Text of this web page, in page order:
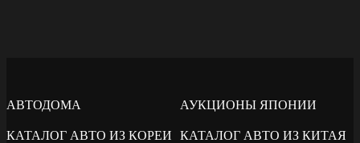
АВТОДОМА АУКЦИОНЫ ЯПОНИИ
КАТАЛОГ АВТО ИЗ КОРЕИ КАТАЛОГ АВТО ИЗ КИТАЯ